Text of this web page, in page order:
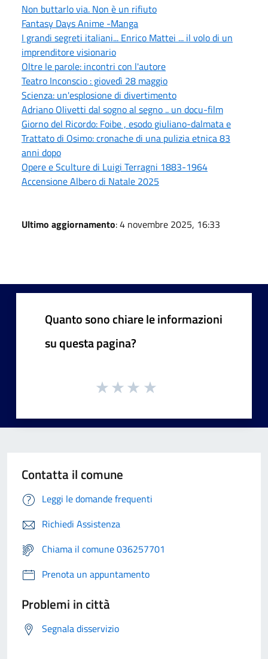
Non buttarlo via. Non è un rifiuto
Fantasy Days Anime -Manga
I grandi segreti italiani... Enrico Mattei ... il volo di un
imprenditore visionario
Oltre le parole: incontri con l'autore
Teatro Inconscio : giovedì 28 maggio
Scienza: un'esplosione di divertimento
Adriano Olivetti dal sogno al segno .. un docu-film
Giorno del Ricordo: Foibe , esodo giuliano-dalmata e
Trattato di Osimo: cronache di una pulizia etnica 83
anni dopo
Opere e Sculture di Luigi Terragni 1883-1964
Accensione Albero di Natale 2025
Ultimo aggiornamento: 4 novembre 2025, 16:33
Quanto sono chiare le informazioni
su questa pagina?
Contatta il comune
Leggi le domande frequenti
Richiedi Assistenza
Chiama il comune 036257701
Prenota un appuntamento
Problemi in città
Segnala disservizio